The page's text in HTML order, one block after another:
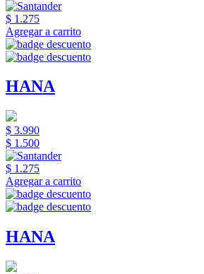
$ 1.275
Agregar a carrito
HANA
$ 3.990
$ 1.500
$ 1.275
Agregar a carrito
HANA